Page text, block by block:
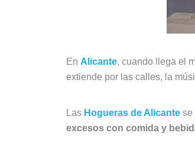
En Alicante, cuando llega el
extiende por las calles, la
Las Hogueras de Alicante se
excesos con comida y